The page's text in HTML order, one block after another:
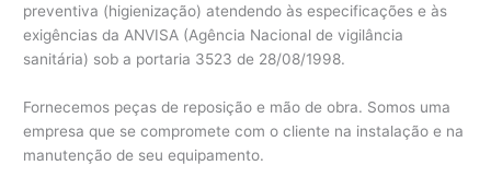
preventiva (higienização) atendendo às especificações e às
exigências da ANVISA (Agência Nacional de vigilância
sanitária) sob a portaria 3523 de 28/08/1998.
Fornecemos peças de reposição e mão de obra. Somos uma
empresa que se compromete com o cliente na instalação e na
manutenção de seu equipamento.